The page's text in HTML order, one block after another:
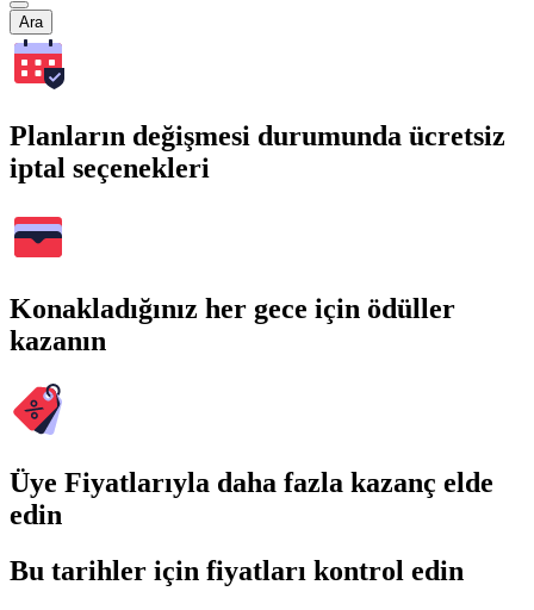
Ara
Planların değişmesi durumunda ücretsiz
iptal seçenekleri
Konakladığınız her gece için ödüller
kazanın
Üye Fiyatlarıyla daha fazla kazanç elde
edin
Bu tarihler için fiyatları kontrol edin